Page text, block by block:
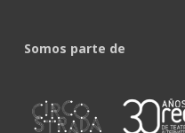
Somos parte de